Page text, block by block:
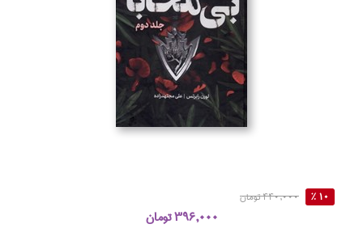
10 % 440,000 تومان
396,000 تومان